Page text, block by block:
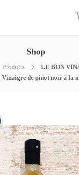
Shop
Produits
LE BON
Vinaigre de pinot noir à la